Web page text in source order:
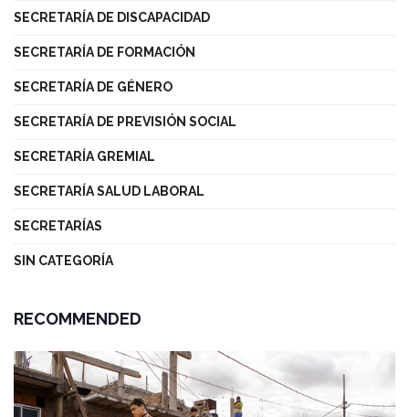
SECRETARÍA DE DISCAPACIDAD
SECRETARÍA DE FORMACIÓN
SECRETARÍA DE GÉNERO
SECRETARÍA DE PREVISIÓN SOCIAL
SECRETARÍA GREMIAL
SECRETARÍA SALUD LABORAL
SECRETARÍAS
SIN CATEGORÍA
RECOMMENDED